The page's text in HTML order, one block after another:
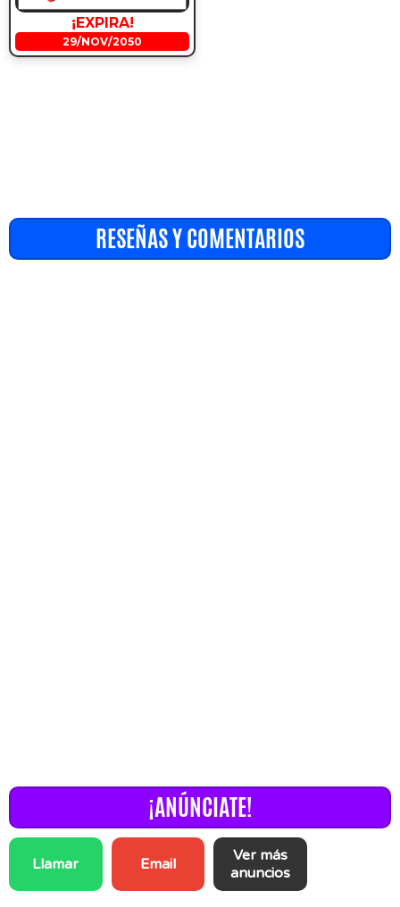
¡EXPIRA!
29/NOV/2050
RESEÑAS Y COMENTARIOS
¡ANÚNCIATE!
Llamar Email
Ver más
anuncios